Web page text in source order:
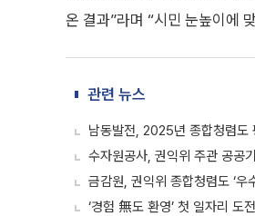
온 결과”라며 “시민 눈높이에
관련 뉴스
남동발전, 2025년 종합청렴도
수자원공사, 권익위 주관 공공
금감원, 권익위 종합청렴도 ‘우
‘경험 無도 환영’ 첫 일자리 도